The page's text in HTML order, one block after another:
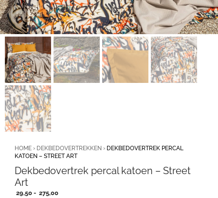
HOME › DEKBEDOVERTREKKEN › DEKBEDOVERTREK PERCAL
KATOEN – STREET ART
Dekbedovertrek percal katoen – Street
Art
29,50 - 275,00Prijsklasse: